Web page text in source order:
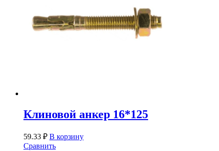
Клиновой анкер 16*125
59.33 ₽ В корзину
Сравнить